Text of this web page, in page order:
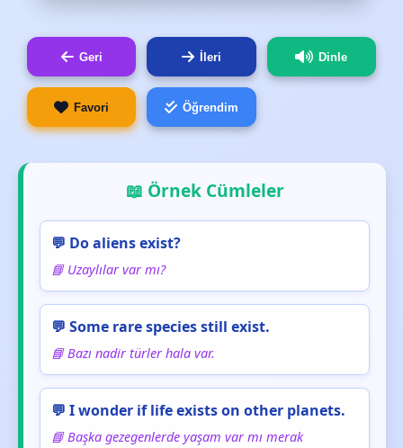
Geri İleri Dinle
Favori Öğrendim
📖 Örnek Cümleler
💬 Do aliens exist?
📘 Uzaylılar var mı?
💬 Some rare species still exist.
📘 Bazı nadir türler hala var.
💬 I wonder if life exists on other planets.
📘 Başka gezegenlerde yaşam var mı merak